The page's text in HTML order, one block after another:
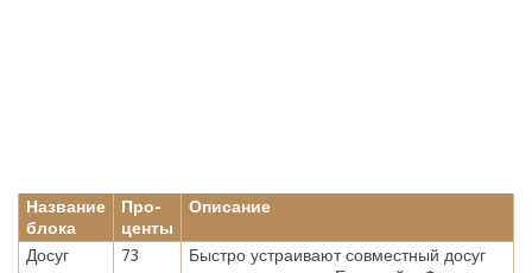
Название
блока
Про-
центы
Описание
Досуг 73
Быстро устраивают совместный досуг